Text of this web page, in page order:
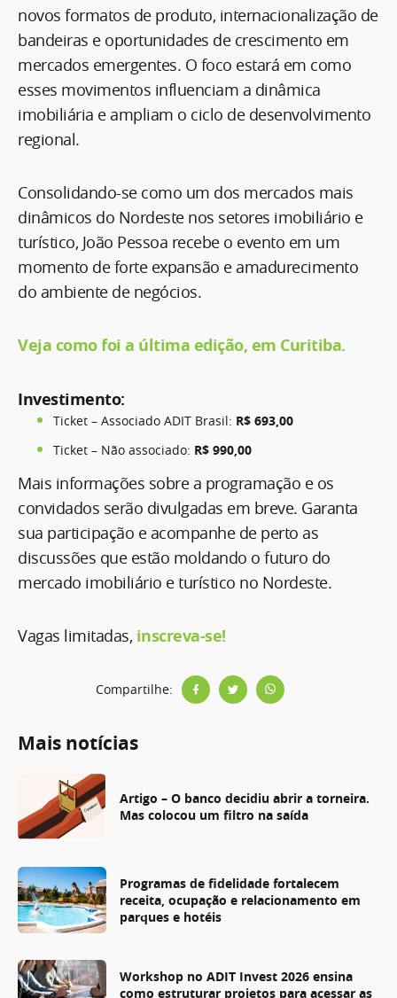
novos formatos de produto, internacionalização de
bandeiras e oportunidades de crescimento em
mercados emergentes. O foco estará em como
esses movimentos influenciam a dinâmica
imobiliária e ampliam o ciclo de desenvolvimento
regional.
Consolidando-se como um dos mercados mais
dinâmicos do Nordeste nos setores imobiliário e
turístico, João Pessoa recebe o evento em um
momento de forte expansão e amadurecimento
do ambiente de negócios.
Veja como foi a última edição, em Curitiba.
Investimento:
Ticket – Associado ADIT Brasil: R$ 693,00
Ticket – Não associado: R$ 990,00
Mais informações sobre a programação e os
convidados serão divulgadas em breve. Garanta
sua participação e acompanhe de perto as
discussões que estão moldando o futuro do
mercado imobiliário e turístico no Nordeste.
Vagas limitadas, inscreva-se!
Compartilhe:
Mais notícias
Artigo – O banco decidiu abrir a torneira.
Mas colocou um filtro na saída
Programas de fidelidade fortalecem
receita, ocupação e relacionamento em
parques e hotéis
Workshop no ADIT Invest 2026 ensina
como estruturar projetos para acessar as